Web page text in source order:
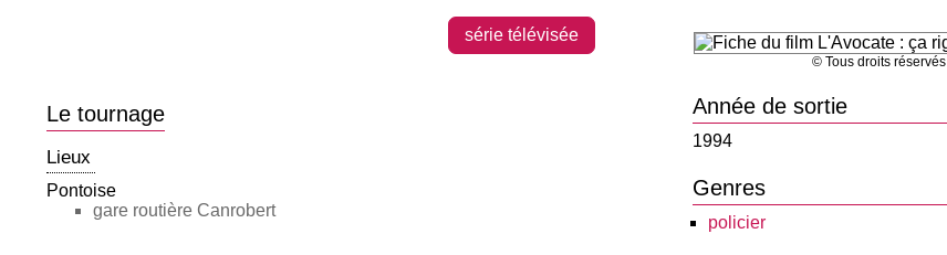
série télévisée
Le tournage
Lieux
Pontoise
gare routière Canrobert
© Tous droits réservés
Année de sortie
1994
Genres
policier